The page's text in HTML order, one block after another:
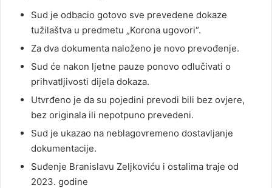
Sud je odbacio gotovo sve prevedene dokaze
tužilaštva u predmetu „Korona ugovori“.
Za dva dokumenta naloženo je novo prevođenje.
Sud će nakon ljetne pauze ponovo odlučivati o
prihvatljivosti dijela dokaza.
Utvrđeno je da su pojedini prevodi bili bez ovjere,
bez originala ili nepotpuno prevedeni.
Sud je ukazao na neblagovremeno dostavljanje
dokumentacije.
Suđenje Branislavu Zeljkoviću i ostalima traje od
2023. godine